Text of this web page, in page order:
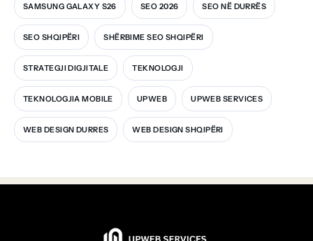
SAMSUNG GALAXY S26 SEO 2026 SEO NË DURRËS
SEO SHQIPËRI SHËRBIME SEO SHQIPËRI
STRATEGJI DIGJITALE TEKNOLOGJI
TEKNOLOGJIA MOBILE UPWEB UPWEB SERVICES
WEB DESIGN DURRES WEB DESIGN SHQIPËRI